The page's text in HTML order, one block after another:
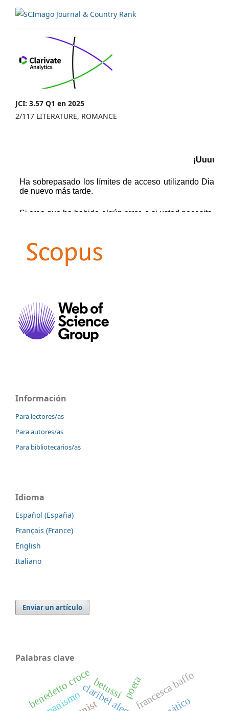
JCI: 3.57 Q1 en 2025
2/117 LITERATURE, ROMANCE
Información
Para lectores/as
Para autores/as
Para bibliotecarios/as
Idioma
Español (España)
Français (France)
English
Italiano
Enviar un artículo
Palabras clave
claribel alegría
benedetto croce francesca baffo
poeta
betussi